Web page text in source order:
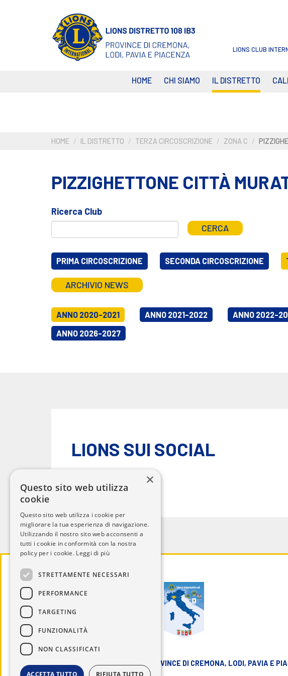
LIONS CLUB
HOME CHI SIAMO IL DISTRETTO
HOME IL DISTRETTO TERZA CIRCOSCRIZIONE ZONA C
PIZZIGHETTONE CITTÀ
Ricerca Club
CERCA
PRIMA CIRCOSCRIZIONE SECONDA CIRCOSCRIZIONE
ARCHIVIO NEWS
ANNO 2020-2021 ANNO 2021-2022 ANNO 2022-
ANNO 2026-2027
LIONS SUI SOCIAL
LIONS DISTRETTO 108 IB3 - PROVINCE DI CREMONA, LODI, PAVIA E
×
Questo sito web utilizza
cookie
Questo sito web utilizza i cookie per
migliorare la tua esperienza di navigazione.
Utilizzando il nostro sito web acconsenti a
tutti i cookie in conformità con la nostra
policy per i cookie. Leggi di più
STRETTAMENTE NECESSARI
PERFORMANCE
TARGETING
FUNZIONALITÀ
NON CLASSIFICATI
ACCETTA TUTTO RIFIUTA TUTTO